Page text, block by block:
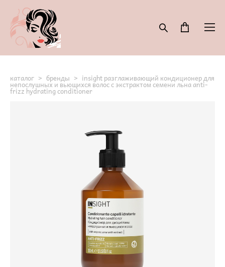
каталог > бренды > insight разглаживающий кондиционер для
непослушных и вьющихся волос с экстрактом семени льна anti-
frizz hydrating conditioner